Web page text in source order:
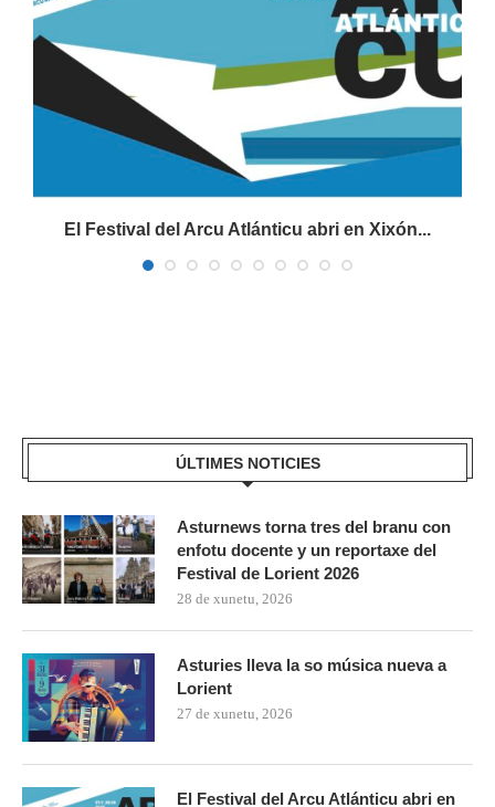
El Festival del Arcu Atlánticu abri en Xixón...
ÚLTIMES NOTICIES
Asturnews torna tres del branu con
enfotu docente y un reportaxe del
Festival de Lorient 2026
28 de xunetu, 2026
Asturies lleva la so música nueva a
Lorient
27 de xunetu, 2026
El Festival del Arcu Atlánticu abri en